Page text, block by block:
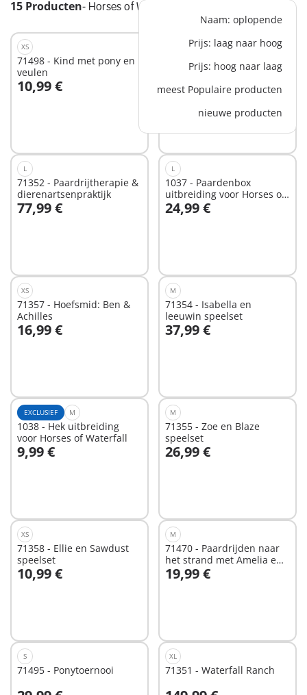
15 Producten- Horses of Waterfall
Naam: oplopende
Prijs: laag naar hoog
Prijs: hoog naar laag
meest Populaire producten
nieuwe producten
XS
71498 - Kind met pony en
veulen
10,99 €
In winkelwagen
71496 - Ponykoets
16,99 €
In winkelwagen
L
71352 - Paardrijtherapie &
dierenartsenpraktijk
77,99 €
In winkelwagen
L
1037 - Paardenbox
uitbreiding voor Horses of
Waterfall
24,99 €
In winkelwagen
XS
71357 - Hoefsmid: Ben &
Achilles
16,99 €
In winkelwagen
M
71354 - Isabella en
leeuwin speelset
37,99 €
In winkelwagen
EXCLUSIEF M
1038 - Hek uitbreiding
voor Horses of Waterfall
9,99 €
In winkelwagen
M
71355 - Zoe en Blaze
speelset
26,99 €
In winkelwagen
XS
71358 - Ellie en Sawdust
speelset
10,99 €
In winkelwagen
M
71470 - Paardrijden naar
het strand met Amelia en
Ben
19,99 €
In winkelwagen
S
71495 - Ponytoernooi
XL
71351 - Waterfall Ranch